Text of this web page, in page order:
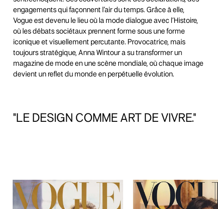
engagements qui façonnent l’air du temps. Grâce à elle,
Vogue est devenu le lieu où la mode dialogue avec l’Histoire,
où les débats sociétaux prennent forme sous une forme
iconique et visuellement percutante. Provocatrice, mais
toujours stratégique, Anna Wintour a su transformer un
magazine de mode en une scène mondiale, où chaque image
devient un reflet du monde en perpétuelle évolution.
"LE DESIGN COMME ART DE VIVRE."